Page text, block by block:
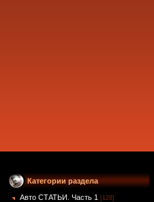
Категории раздела
Авто СТАТЬИ. Часть 1 [128]